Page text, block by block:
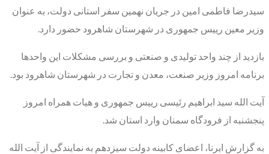
سیدرضا فاطمی امین در جریان نهمین سفر استانی دولت، به عنوان
وزیر معین رییس جمهوری در شهرستان شاهرود حضور دارد.
بازدید از چند واحد تولیدی و صنعتی و بررسی مشکلات این واحدها
برنامه امروز وزیر صنعت، معدن و تجارت در شهرستان شاهرود بود.
آیت الله سید ابراهیم رئیسی رییس جمهوری و هیات همراه امروز
پنجشنبه از فرودگاه سمنان وارد استان شد.
به گزارش ایرنا، اعضای کابینه دولت سیزدهم به نمایندگی از آیت الله